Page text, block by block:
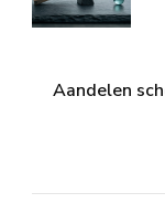
Aandelen